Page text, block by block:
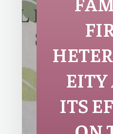
EITY
ITS